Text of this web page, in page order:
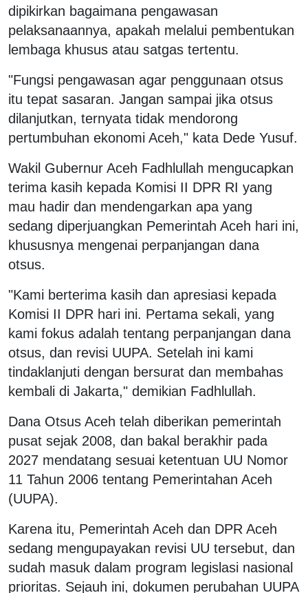
dipikirkan bagaimana pengawasan
pelaksanaannya, apakah melalui pembentukan
lembaga khusus atau satgas tertentu.
"Fungsi pengawasan agar penggunaan otsus
itu tepat sasaran. Jangan sampai jika otsus
dilanjutkan, ternyata tidak mendorong
pertumbuhan ekonomi Aceh," kata Dede Yusuf.
Wakil Gubernur Aceh Fadhlullah mengucapkan
terima kasih kepada Komisi II DPR RI yang
mau hadir dan mendengarkan apa yang
sedang diperjuangkan Pemerintah Aceh hari ini,
khususnya mengenai perpanjangan dana
otsus.
"Kami berterima kasih dan apresiasi kepada
Komisi II DPR hari ini. Pertama sekali, yang
kami fokus adalah tentang perpanjangan dana
otsus, dan revisi UUPA. Setelah ini kami
tindaklanjuti dengan bersurat dan membahas
kembali di Jakarta," demikian Fadhlullah.
Dana Otsus Aceh telah diberikan pemerintah
pusat sejak 2008, dan bakal berakhir pada
2027 mendatang sesuai ketentuan UU Nomor
11 Tahun 2006 tentang Pemerintahan Aceh
(UUPA).
Karena itu, Pemerintah Aceh dan DPR Aceh
sedang mengupayakan revisi UU tersebut, dan
sudah masuk dalam program legislasi nasional
prioritas. Sejauh ini, dokumen perubahan UUPA